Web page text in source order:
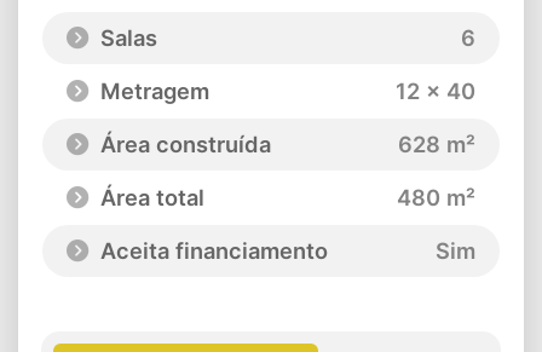
Salas
6
Metragem
12 x 40
Área construída
628 m²
Área total
480 m²
Aceita financiamento
Sim